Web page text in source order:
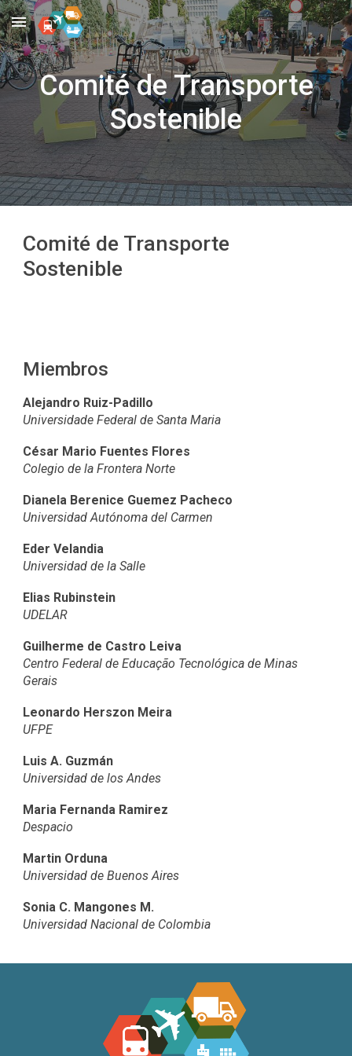
Skip to main content Skip to navigation
Comité deTransporte
Sostenible
Comité de Transporte
Sostenible
Miembros
Alejandro Ruiz-Padillo
Universidade Federal de Santa Maria
César Mario Fuentes Flores
Colegio de la Frontera Norte
Dianela Berenice Guemez Pacheco
Universidad Autónoma del Carmen
Eder Velandia
Universidad de la Salle
Elias Rubinstein
UDELAR
Guilherme de Castro Leiva
Centro Federal de Educação Tecnológica de Minas
Gerais
Leonardo Herszon Meira
UFPE
Luis A. Guzmán
Universidad de los Andes
Maria Fernanda Ramirez
Despacio
Martin Orduna
Universidad de Buenos Aires
Sonia C. Mangones M.
Universidad Nacional de Colombia